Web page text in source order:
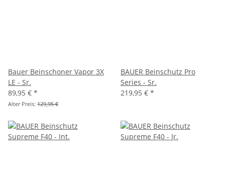
Bauer Beinschoner Vapor 3X
LE - Sr.
89,95 € *
Alter Preis: 129,95 €
BAUER Beinschutz Pro
Series - Sr.
219,95 € *